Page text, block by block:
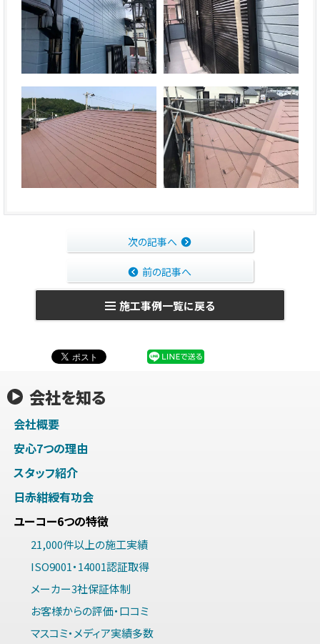
次の記事へ
前の記事へ
施工事例一覧に戻る
会社を知る
会社概要
安心7つの理由
スタッフ紹介
日赤紺綬有功会
ユーコー6つの特徴
21,000件以上の施工実績
ISO9001・14001認証取得
メーカー3社保証体制
お客様からの評価・口コミ
マスコミ・メディア実績多数